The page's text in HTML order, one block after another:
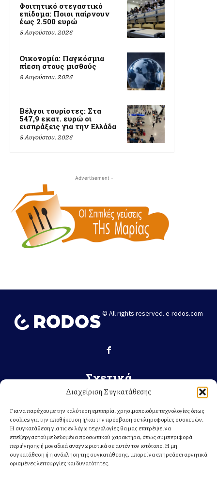
Διαχείριση Συγκατάθεσης
Για να παρέχουμε την καλύτερη εμπειρία, χρησιμοποιούμε τεχνολογίες όπως
cookies για την αποθήκευση ή/και την πρόσβαση σε πληροφορίες συσκευών.
Η συγκατάθεση για τις εν λόγω τεχνολογίες θα μας επιτρέψει να
επεξεργαστούμε δεδομένα προσωπικού χαρακτήρα, όπως συμπεριφορά
περιήγησης ή μοναδικά αναγνωριστικά σε αυτόν τον ιστότοπο. Η μη
συγκατάθεση ή η ανάκληση της συγκατάθεσης, μπορεί να επηρεάσει αρνητικά
ορισμένες λειτουργίες και δυνατότητες.
Φοιτητικό στεγαστικό
επίδομα: Ποιοι παίρνουν
έως 2.500 ευρώ
8 Αυγούστου, 2026
Οικονομία: Παγκόσμια
πίεση στους μισθούς
8 Αυγούστου, 2026
Βέλγοι τουρίστες: Στα
547,9 εκατ. ευρώ οι
εισπράξεις για την Ελλάδα
8 Αυγούστου, 2026
- Advertisement -
© All rights reserved. e-rodos.com
Σχετικά
ΕΛΛΆΔΑ
ΚΌΣΜΟΣ
ΤΟΠΙΚΆ
ΣΧΕΤΙΚΆ ΜΕ ΕΜΆΣ
Κατηγορίες